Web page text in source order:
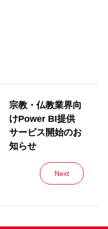
宗教・仏教業界向
けPower BI提供
サービス開始のお
知らせ
Next